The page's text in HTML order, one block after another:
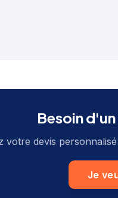
Besoin
votre devis
Je